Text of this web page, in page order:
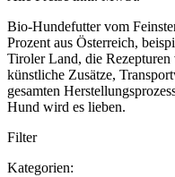
Bio-Hundefutter vom
Prozent aus Österreich,
Tiroler Land, die
künstliche Zusätze,
gesamten
Hund wird es lieben.
Filter
Kategorien: